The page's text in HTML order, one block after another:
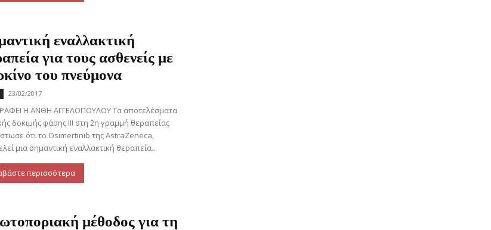
εναλλακτική
για τους ασθενείς με
του πνεύμονα
23/02/2017
Η ΑΝΘΗ ΑΓΓΕΛΟΠΟΥΛΟΥ Τα αποτελέσματα
δοκιμής φάσης ΙΙΙ στη 2η γραμμή θεραπείας
ότι το Osimertinib της AstraZeneca,
μια σημαντική εναλλακτική θεραπεία...
περισσότερα
μέθοδος για τη